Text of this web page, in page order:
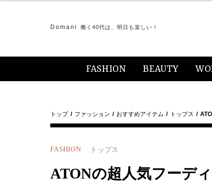
Domani 働く40代は、明日も楽しい！
FASHION BEAUTY
トップ ファッション おすすめアイテム トップス
FASHION トップス
ATONの超人気フーデ